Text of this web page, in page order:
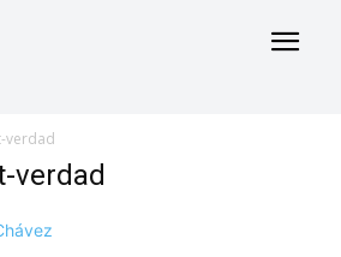
verdad
verdad